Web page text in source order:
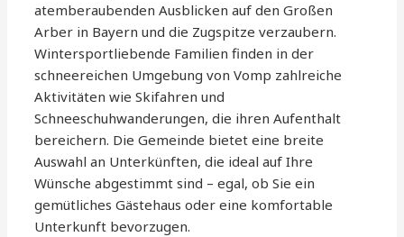
atemberaubenden Ausblicken auf den Großen
Arber in Bayern und die Zugspitze verzaubern.
Wintersportliebende Familien finden in der
schneereichen Umgebung von Vomp zahlreiche
Aktivitäten wie Skifahren und
Schneeschuhwanderungen, die ihren Aufenthalt
bereichern. Die Gemeinde bietet eine breite
Auswahl an Unterkünften, die ideal auf Ihre
Wünsche abgestimmt sind – egal, ob Sie ein
gemütliches Gästehaus oder eine komfortable
Unterkunft bevorzugen.